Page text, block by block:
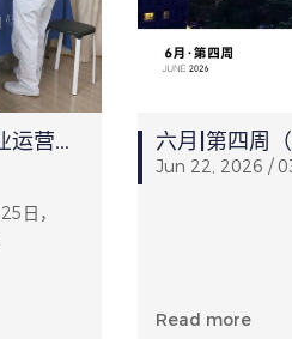
物业有温度，服务零距离｜【企业运营中心】“便捷服务进园区”活动
日，
六月|第四周（
Jun 22, 2026 /
Read more